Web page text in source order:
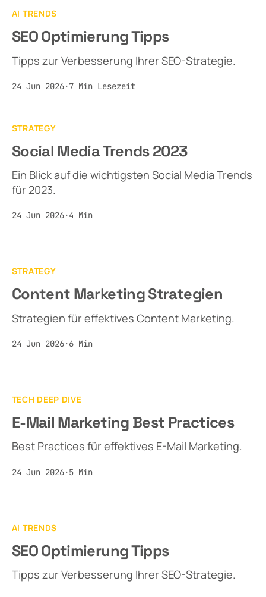
AI TRENDS
SEO Optimierung Tipps
Tipps zur Verbesserung Ihrer SEO-Strategie.
24 Jun 2026·7MinLesezeit
STRATEGY
Social Media Trends 2023
Ein Blick auf die wichtigsten Social Media Trends
für 2023.
24 Jun 2026·4 Min
STRATEGY
Content Marketing Strategien
Strategien für effektives Content Marketing.
24 Jun 2026·6Min
TECH DEEP DIVE
E-Mail Marketing Best Practices
Best Practices für effektives E-Mail Marketing.
24 Jun 2026·5Min
AI TRENDS
SEO Optimierung Tipps
Tipps zur Verbesserung Ihrer SEO-Strategie.